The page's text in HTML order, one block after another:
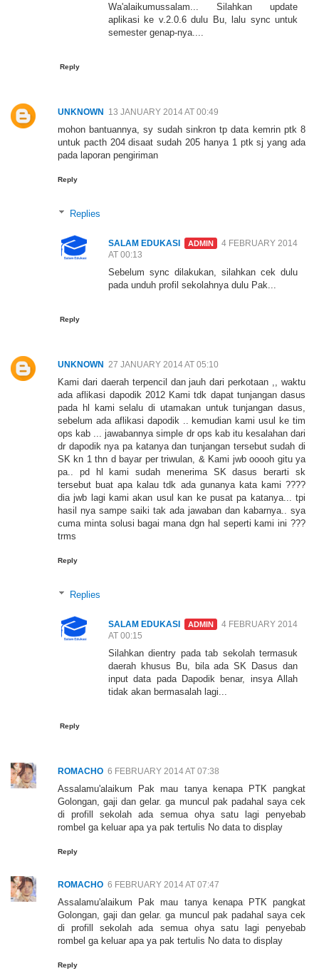
Wa'alaikumussalam... Silahkan update
aplikasi ke v.2.0.6 dulu Bu, lalu sync untuk
semester genap-nya....
Reply
UNKNOWN 13 JANUARY 2014 AT 00:49
mohon bantuannya, sy sudah sinkron tp data kemrin ptk 8
untuk pacth 204 disaat sudah 205 hanya 1 ptk sj yang ada
pada laporan pengiriman
Reply
Replies
SALAM EDUKASI
4 FEBRUARY 2014
AT 00:13
Sebelum sync dilakukan, silahkan cek dulu
pada unduh profil sekolahnya dulu Pak...
Reply
UNKNOWN 27 JANUARY 2014 AT 05:10
Kami dari daerah terpencil dan jauh dari perkotaan ,, waktu
ada aflikasi dapodik 2012 Kami tdk dapat tunjangan dasus
pada hl kami selalu di utamakan untuk tunjangan dasus,
sebelum ada aflikasi dapodik .. kemudian kami usul ke tim
ops kab ... jawabannya simple dr ops kab itu kesalahan dari
dr dapodik nya pa katanya dan tunjangan tersebut sudah di
SK kn 1 thn d bayar per triwulan, & Kami jwb ooooh gitu ya
pa.. pd hl kami sudah menerima SK dasus berarti sk
tersebut buat apa kalau tdk ada gunanya kata kami ????
dia jwb lagi kami akan usul kan ke pusat pa katanya... tpi
hasil nya sampe saiki tak ada jawaban dan kabarnya.. sya
cuma minta solusi bagai mana dgn hal seperti kami ini ???
trms
Reply
Replies
SALAM EDUKASI
4 FEBRUARY 2014
AT 00:15
Silahkan dientry pada tab sekolah termasuk
daerah khusus Bu, bila ada SK Dasus dan
input data pada Dapodik benar, insya Allah
tidak akan bermasalah lagi...
Reply
ROMACHO 6 FEBRUARY 2014 AT 07:38
Assalamu'alaikum Pak mau tanya kenapa PTK pangkat
Golongan, gaji dan gelar. ga muncul pak padahal saya cek
di profill sekolah ada semua ohya satu lagi penyebab
rombel ga keluar apa ya pak tertulis No data to display
Reply
ROMACHO 6 FEBRUARY 2014 AT 07:47
Assalamu'alaikum Pak mau tanya kenapa PTK pangkat
Golongan, gaji dan gelar. ga muncul pak padahal saya cek
di profill sekolah ada semua ohya satu lagi penyebab
rombel ga keluar apa ya pak tertulis No data to display
Reply